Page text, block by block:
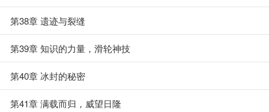
第38章 遗迹与裂缝
第39章 知识的力量，滑轮神技
第40章 冰封的秘密
第41章 满载而归，威望日隆